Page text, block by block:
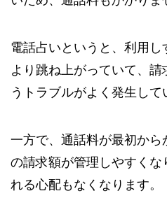
電話占いというと、利用
より跳ね上がっていて、
うトラブルがよく発生して
一方で、通話料が最初か
の請求額が管理しやすくな
れる心配もなくなります。